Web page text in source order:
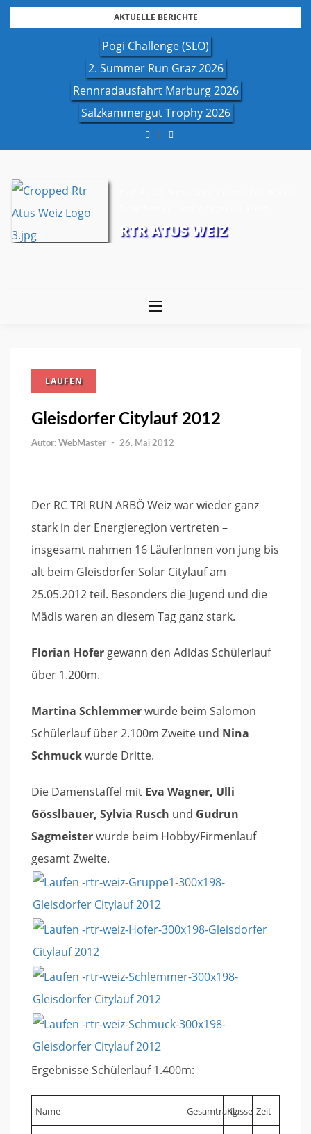
Skip
AKTUELLE BERICHTE
Pogi Challenge (SLO)
2. Summer Run Graz 2026
Rennradausfahrt Marburg 2026
Salzkammergut Trophy 2026
RTR ATUS WEIZ
LAUFEN
Gleisdorfer Citylauf 2012
WebMaster - 26. Mai 2012
Der RC TRI RUN ARBÖ Weiz war wieder ganz
stark in der Energieregion vertreten –
insgesamt nahmen 16 LäuferInnen von jung bis
alt beim Gleisdorfer Solar Citylauf am
25.05.2012 teil. Besonders die Jugend und die
Mädls waren an diesem Tag ganz stark.
Florian Hofer gewann den Adidas Schülerlauf
über 1.200m.
Martina Schlemmerwurde beim Salomon
Schülerlauf über 2.100m Zweite und Nina
Schmuckwurde Dritte.
Die Damenstaffel mit Eva Wagner, Ulli
Gösslbauer, Sylvia Rusch und Gudrun
Sagmeisterwurde beim Hobby/Firmenlauf
gesamt Zweite.
Ergebnisse Schülerlauf 1.400m:
Name GesamtrangKlasse Zeit